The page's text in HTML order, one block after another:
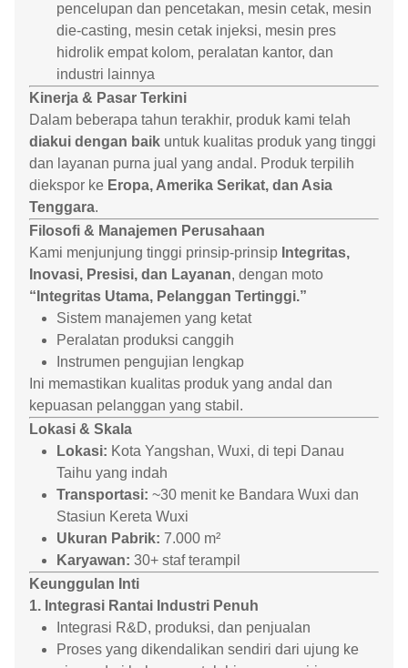
pencelupan dan pencetakan, mesin cetak, mesin
die-casting, mesin cetak injeksi, mesin pres
hidrolik empat kolom, peralatan kantor, dan
industri lainnya
Kinerja & Pasar Terkini
Dalam beberapa tahun terakhir, produk kami telah
diakui dengan baik untuk kualitas produk yang tinggi
dan layanan purna jual yang andal. Produk terpilih
diekspor ke Eropa, Amerika Serikat, dan Asia
Tenggara.
Filosofi & Manajemen Perusahaan
Kami menjunjung tinggi prinsip-prinsip Integritas,
Inovasi, Presisi, dan Layanan, dengan moto
“Integritas Utama, Pelanggan Tertinggi.”
Sistem manajemen yang ketat
Peralatan produksi canggih
Instrumen pengujian lengkap
Ini memastikan kualitas produk yang andal dan
kepuasan pelanggan yang stabil.
Lokasi & Skala
Lokasi: Kota Yangshan, Wuxi, di tepi Danau
Taihu yang indah
Transportasi: ~30 menit ke Bandara Wuxi dan
Stasiun Kereta Wuxi
Ukuran Pabrik: 7.000 m²
Karyawan: 30+ staf terampil
Keunggulan Inti
1. Integrasi Rantai Industri Penuh
Integrasi R&D, produksi, dan penjualan
Proses yang dikendalikan sendiri dari ujung ke